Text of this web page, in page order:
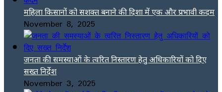
महिला किसानों को सशक्त बनाने की दिशा में एक और प्रभावी कदम
November 8, 2025
जनता की समस्याओं के त्वरित निस्तारण हेतु अधिकारियों को दिए
सख्त निर्देश
November 3, 2025